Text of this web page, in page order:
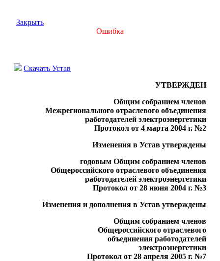
Закрыть
Ошибка
Скачать Устав
УТВЕРЖДЕН
Общим собранием членов
Межрегионального отраслевого объединения
работодателей электроэнергетики
Протокол от 4 марта 2004 г. №2
Изменения в Устав утверждены
годовым Общим собранием членов
Общероссийского отраслевого объединения
работодателей электроэнергетики
Протокол от 28 июня 2004 г. №3
Изменения и дополнения в Устав утверждены
Общим собранием членов
Общероссийского отраслевого
объединения работодателей
электроэнергетики
Протокол от 28 апреля 2005 г. №7